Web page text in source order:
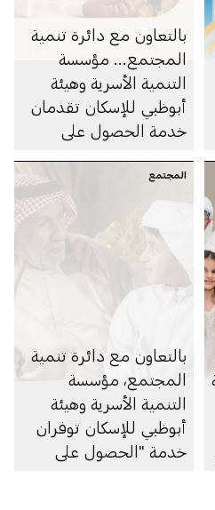
بالتعاون مع دائرة تنمية
المجتمع... مؤسسة
التنمية الأسرية وهيئة
أبوظبي للإسكان تقدمان
خدمة الحصول على
المواطنين ضمن مبادرة
"بركتنا"
المجتمع
بالتعاون مع دائرة تنمية
المجتمع، مؤسسة
التنمية الأسرية وهيئة
أبوظبي للإسكان توفران
خدمة "الحصول على